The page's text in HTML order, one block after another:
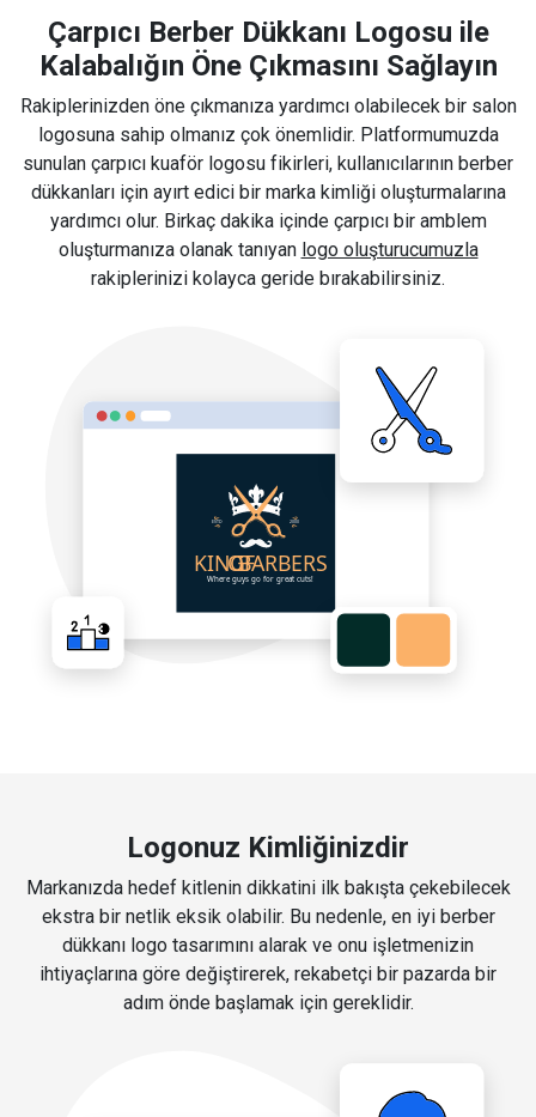
Çarpıcı Berber Dükkanı Logosu ile
Kalabalığın Öne Çıkmasını Sağlayın
Rakiplerinizden öne çıkmanıza yardımcı olabilecek bir salon
logosuna sahip olmanız çok önemlidir. Platformumuzda
sunulan çarpıcı kuaför logosu fikirleri, kullanıcılarının berber
dükkanları için ayırt edici bir marka kimliği oluşturmalarına
yardımcı olur. Birkaç dakika içinde çarpıcı bir amblem
oluşturmanıza olanak tanıyan logo oluşturucumuzla
rakiplerinizi kolayca geride bırakabilirsiniz.
Logonuz Kimliğinizdir
Markanızda hedef kitlenin dikkatini ilk bakışta çekebilecek
ekstra bir netlik eksik olabilir. Bu nedenle, en iyi berber
dükkanı logo tasarımını alarak ve onu işletmenizin
ihtiyaçlarına göre değiştirerek, rekabetçi bir pazarda bir
adım önde başlamak için gereklidir.